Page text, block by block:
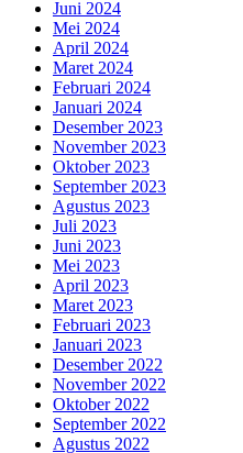
Juni 2024
Mei 2024
April 2024
Maret 2024
Februari 2024
Januari 2024
Desember 2023
November 2023
Oktober 2023
September 2023
Agustus 2023
Juli 2023
Juni 2023
Mei 2023
April 2023
Maret 2023
Februari 2023
Januari 2023
Desember 2022
November 2022
Oktober 2022
September 2022
Agustus 2022